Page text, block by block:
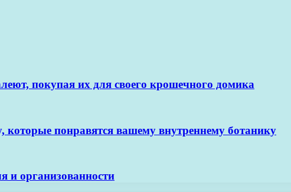
покупая их для своего крошечного домика
которые понравятся вашему внутреннему ботанику
и организованности